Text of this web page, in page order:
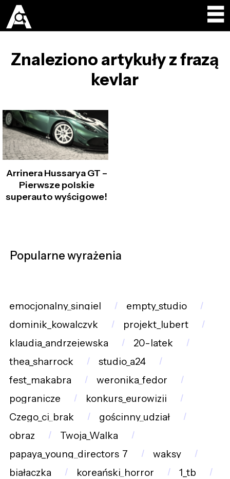
Znaleziono artykuły z frazą
kevlar
Arrinera Hussarya GT –
Pierwsze polskie
superauto wyścigowe!
Popularne wyrażenia
emocjonalny_singiel
empty_studio
dominik_kowalczyk
projekt_lubert
klaudia_andrzejewska
20-latek
thea_sharrock
studio_a24
fest_makabra
weronika_fedor
pogranicze
konkurs_eurowizji
Czego_ci_brak
gościnny_udział
obraz
Twoja_Walka
papaya_young_directors_7
waksy
białaczka
koreański_horror
1_tb